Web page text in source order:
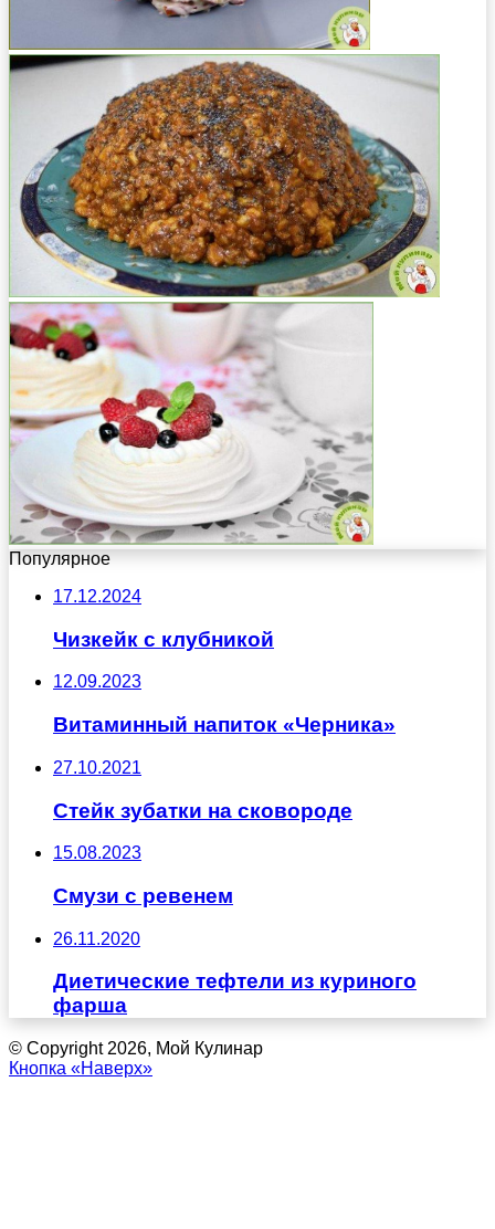
Популярное
17.12.2024
Чизкейк с клубникой
12.09.2023
Витаминный напиток «Черника»
27.10.2021
Стейк зубатки на сковороде
15.08.2023
Смузи с ревенем
26.11.2020
Диетические тефтели из куриного
фарша
© Copyright 2026, Мой Кулинар
Кнопка «Наверх»